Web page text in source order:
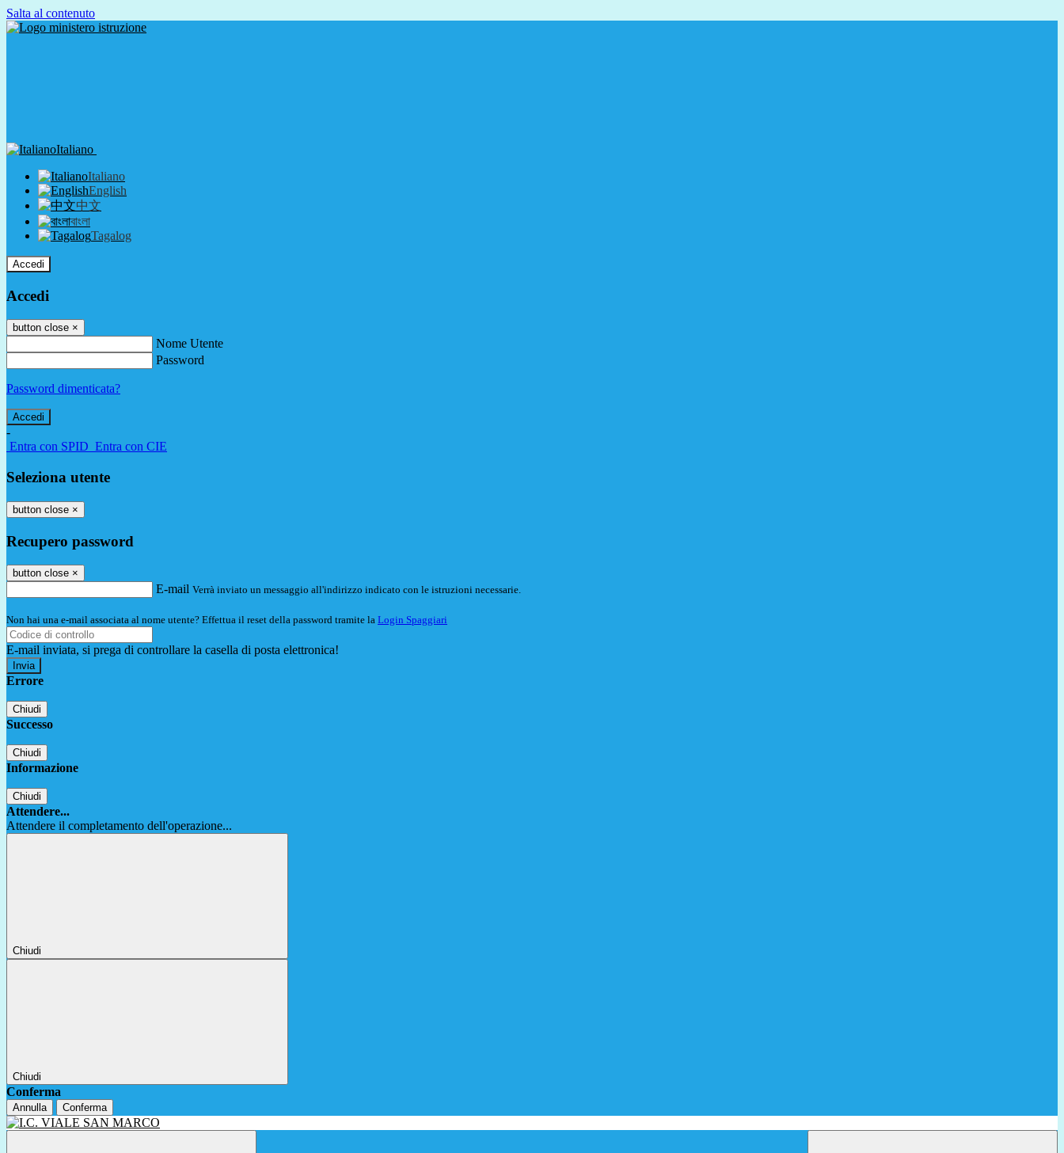
Salta al contenuto
Italiano
Italiano
English
中文
বাংলা
Tagalog
Accedi
Accedi
button close ×
Nome Utente
Password
Password dimenticata?
-
Entra con SPID Entra con CIE
Seleziona utente
button close ×
Recupero password
button close ×
E-mail Verrà inviato un messaggio all'indirizzo indicato con le istruzioni necessarie.
Non hai una e-mail associata al nome utente? Effettua il reset della password tramite la Login Spaggiari
E-mail inviata, si prega di controllare la casella di posta elettronica!
Errore
Chiudi
Successo
Chiudi
Informazione
Chiudi
Attendere...
Attendere il completamento dell'operazione...
Chiudi
Chiudi
Conferma
Annulla Conferma